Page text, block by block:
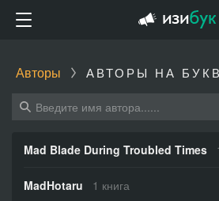
Авторы АВТОРЫ НА
Mad Blade During Troubled Times
MadHotaru 1 книга